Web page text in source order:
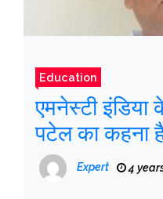
Education
एमनेस्टी
पटेल का कहना
हवाई अड्डे से
अनुमति नहीं थी
Expert 4